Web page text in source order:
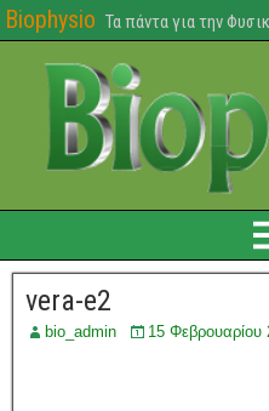
Biophysio Τα πάντα για την
vera-e2
bio_admin 15 Φεβρουαρίου